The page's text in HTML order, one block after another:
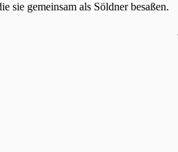
sie gemeinsam als Söldner besaßen.